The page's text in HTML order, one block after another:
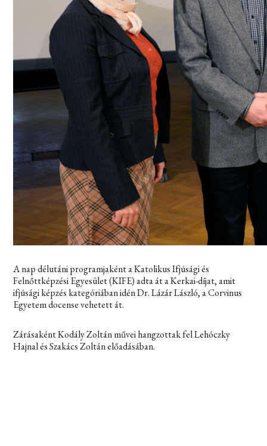
A nap délutáni programjaként a Katolikus Ifjúsági és
Felnőttképzési Egyesület (KIFE) adta át a Kerkai-díjat, amit
ifjúsági képzés kategóriában idén Dr. Lázár László, a Corvinus
Egyetem docense vehetett át.
Zárásaként Kodály Zoltán művei hangzottak fel Lehóczky
Hajnal és Szakács Zoltán előadásában.